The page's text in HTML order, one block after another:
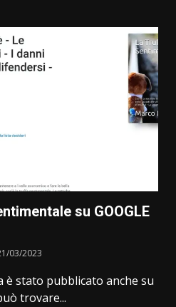
su GOOGLE
03/2023
è stato pubblicato anche su
trovare...